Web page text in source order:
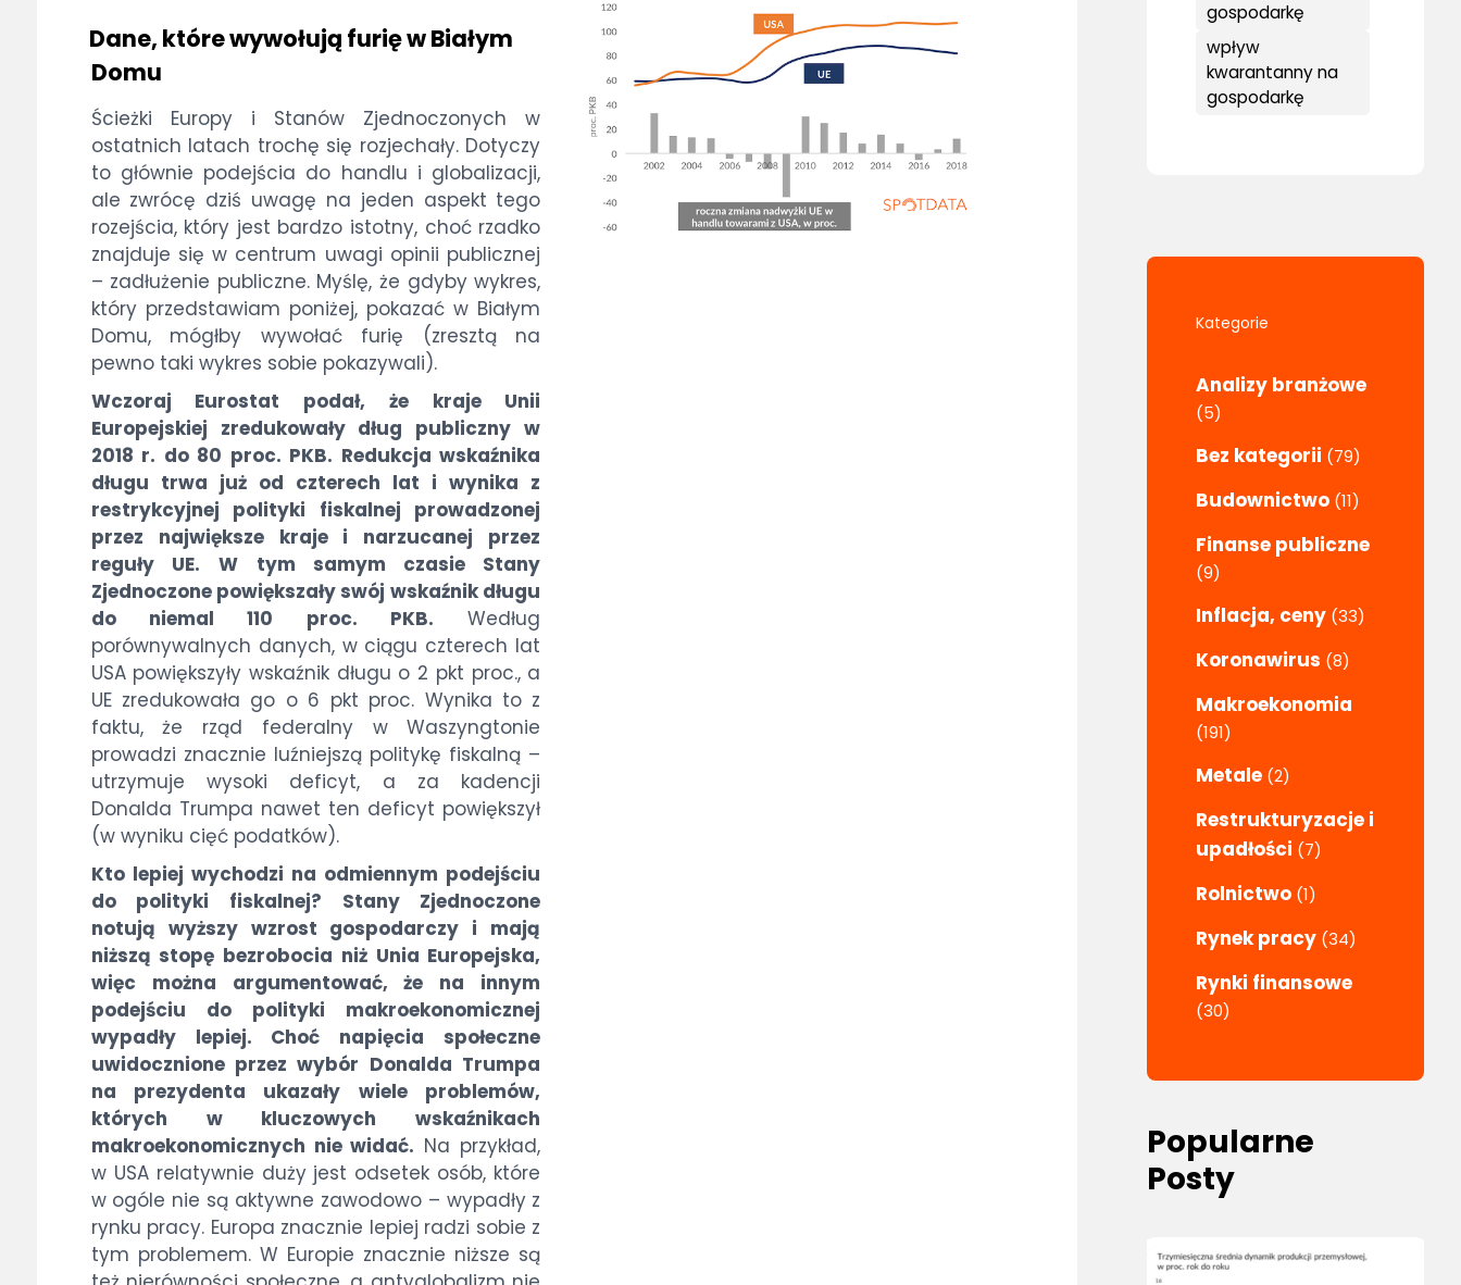
Dane, które wywołują furię w Białym
Domu
Ścieżki Europy i Stanów Zjednoczonych w
ostatnich latach trochę się rozjechały. Dotyczy
to głównie podejścia do handlu i globalizacji,
ale zwrócę dziś uwagę na jeden aspekt tego
rozejścia, który jest bardzo istotny, choć rzadko
znajduje się w centrum uwagi opinii publicznej
– zadłużenie publiczne. Myślę, że gdyby wykres,
który przedstawiam poniżej, pokazać w Białym
Domu, mógłby wywołać furię (zresztą na
pewno taki wykres sobie pokazywali).
Wczoraj Eurostat podał, że kraje Unii
Europejskiej zredukowały dług publiczny w
2018 r. do 80 proc. PKB. Redukcja wskaźnika
długu trwa już od czterech lat i wynika z
restrykcyjnej polityki fiskalnej prowadzonej
przez największe kraje i narzucanej przez
reguły UE.
W tym samym czasie Stany
Zjednoczone powiększały swój wskaźnik długu
do niemal 110 proc. PKB. Według
porównywalnych danych, w ciągu czterech lat
USA powiększyły wskaźnik długu o 2 pkt proc., a
UE zredukowała go o 6 pkt proc. Wynika to z
faktu, że rząd federalny w Waszyngtonie
prowadzi znacznie luźniejszą politykę fiskalną –
utrzymuje wysoki deficyt, a za kadencji
Donalda Trumpa nawet ten deficyt powiększył
(w wyniku cięć podatków).
Kto lepiej wychodzi na odmiennym podejściu
do polityki fiskalnej? Stany Zjednoczone
notują wyższy wzrost gospodarczy i mają
niższą stopę bezrobocia niż Unia Europejska,
więc można argumentować, że na innym
podejściu do polityki makroekonomicznej
wypadły lepiej. Choć napięcia społeczne
uwidocznione przez wybór Donalda Trumpa
na prezydenta ukazały wiele problemów,
których w kluczowych wskaźnikach
makroekonomicznych nie widać. Na przykład,
w USA relatywnie duży jest odsetek osób, które
w ogóle nie są aktywne zawodowo – wypadły z
rynku pracy. Europa znacznie lepiej radzi sobie z
tym problemem. W Europie znacznie niższe są
gospodarkę
wpływ
kwarantanny na
gospodarkę
Kategorie
Analizy branżowe
(5)
Bez kategorii (79)
Budownictwo (11)
Finanse publiczne
(9)
Inflacja, ceny (33)
Koronawirus (8)
Makroekonomia
(191)
Metale (2)
Restrukturyzacje i
upadłości (7)
Rolnictwo (1)
Rynek pracy (34)
Rynki finansowe
(30)
Popularne
Posty